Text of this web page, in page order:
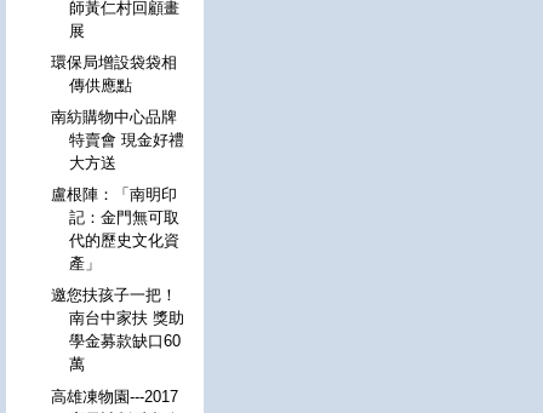
師黃仁村回顧畫
展
環保局增設袋袋相
傳供應點
南紡購物中心品牌
特賣會 現金好禮
大方送
盧根陣：「南明印
記：金門無可取
代的歷史文化資
產」
邀您扶孩子一把！
南台中家扶 獎助
學金募款缺口60
萬
高雄凍物園---2017